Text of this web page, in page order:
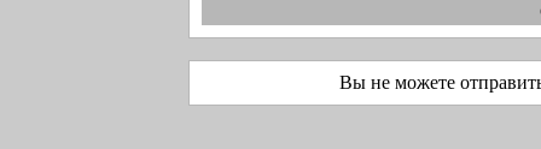
Вы не можете